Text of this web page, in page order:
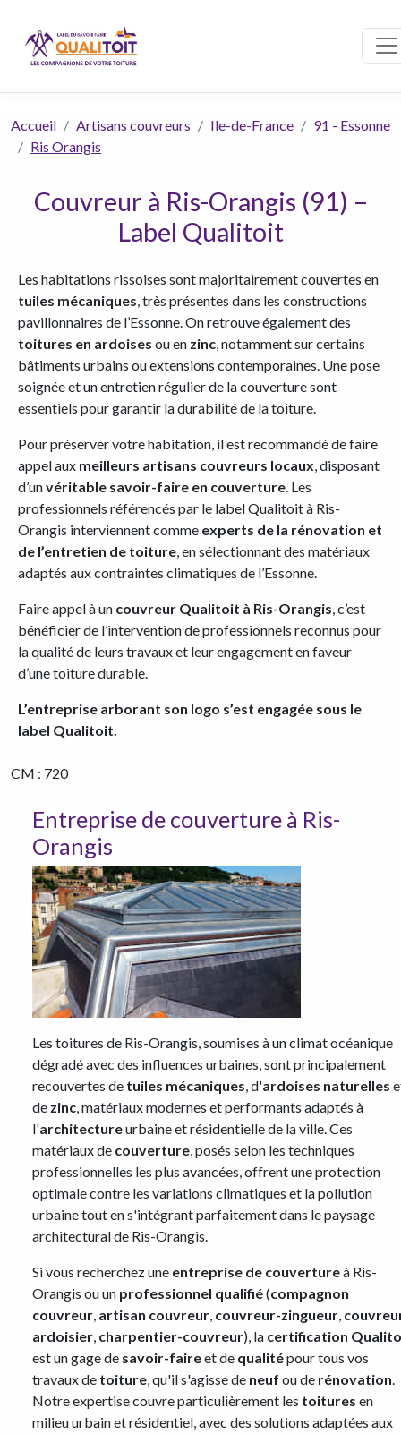
Accueil Artisans couvreurs Ile-de-France
91 - Essonne
Ris Orangis
Couvreur à Ris-Orangis (91) –
Label Qualitoit
Les habitations rissoises sont majoritairement couvertes en
tuiles mécaniques, très présentes dans les constructions
pavillonnaires de l’Essonne. On retrouve également des
toitures en ardoises ou en zinc, notamment sur certains
bâtiments urbains ou extensions contemporaines. Une pose
soignée et un entretien régulier de la couverture sont
essentiels pour garantir la durabilité de la toiture.
Pour préserver votre habitation, il est recommandé de faire
appel aux meilleurs artisans couvreurs locaux, disposant
d’unvéritable savoir-faire en couverture. Les
professionnels référencés par le label Qualitoit à Ris-
Orangis interviennent comme experts de la rénovation et
de l’entretien de toiture, en sélectionnant des matériaux
adaptés aux contraintes climatiques de l’Essonne.
Faire appel à un couvreur Qualitoit à Ris-Orangis, c’est
bénéficier de l’intervention de professionnels reconnus pour
la qualité de leurs travaux et leur engagement en faveur
d’une toiture durable.
L’entreprise arborant son logo s’est engagée sous le
label Qualitoit.
CM : 720
Entreprise de couverture à Ris-
Orangis
Les toitures de Ris-Orangis, soumises à un climat océanique
dégradé avec des influences urbaines, sont principalement
recouvertes de tuiles mécaniques, d'ardoises naturelles
de zinc, matériaux modernes et performants adaptés à
l'architectureurbaine et résidentielle de la ville. Ces
matériaux de couverture, posés selon les techniques
professionnelles les plus avancées, offrent une protection
optimale contre les variations climatiques et la pollution
urbaine tout en s'intégrant parfaitement dans le paysage
architectural de Ris-Orangis.
Si vous recherchez une entreprise de couvertureà Ris-
Orangis ou un professionnel qualifié(compagnon
couvreur, artisan couvreur, couvreur-zingueur,
ardoisier, charpentier-couvreur), la certification
est un gage de savoir-faireet de qualitépour tous vos
travaux de toiture, qu'il s'agisse de neuf ou de rénovation.
Notre expertise couvre particulièrement les toitures en
milieu urbain et résidentiel, avec des solutions adaptées aux